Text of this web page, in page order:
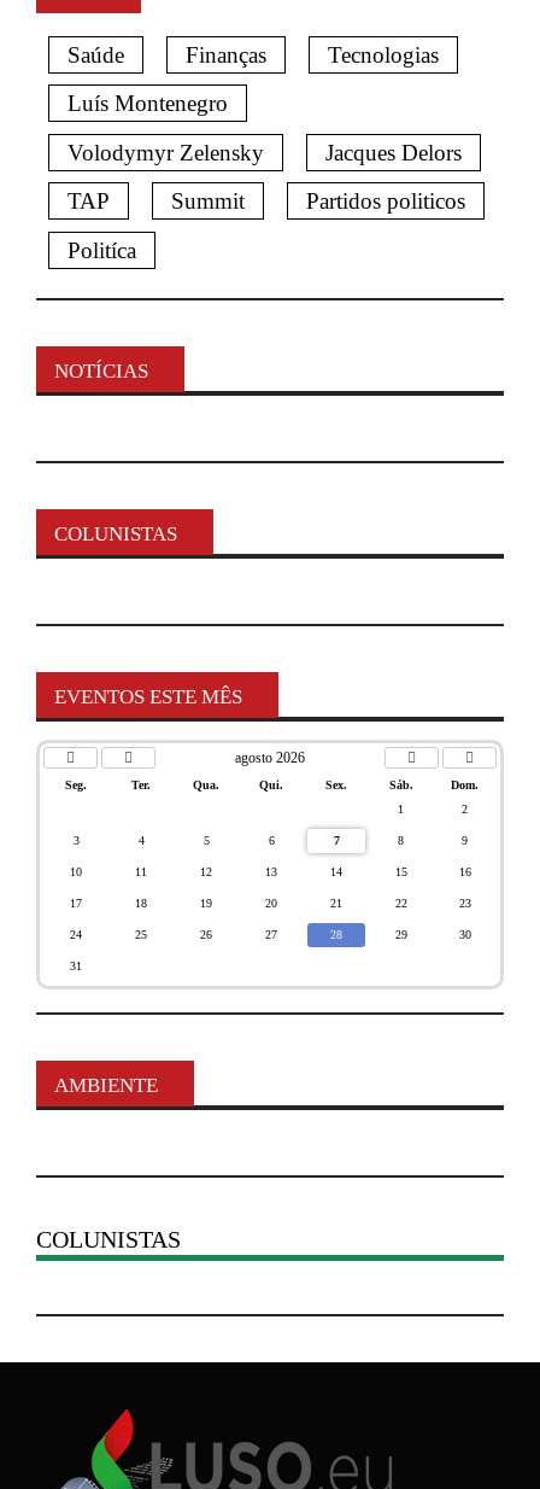
Saúde Finanças
Tecnologias
Luís Montenegro
Volodymyr Zelensky
Jacques Delors
TAP
Summit
Partidos politicos
Politíca
NOTÍCIAS
COLUNISTAS
EVENTOS ESTE MÊS
agosto 2026
Seg. Ter. Qua. Qui. Sex. Sáb.
Dom.
1
2
3 4 5 6 7 8 9
10 11 12 13 14 15 16
17 18 19 20 21 22 23
24 25 26 27 28 29 30
31
AMBIENTE
COLUNISTAS